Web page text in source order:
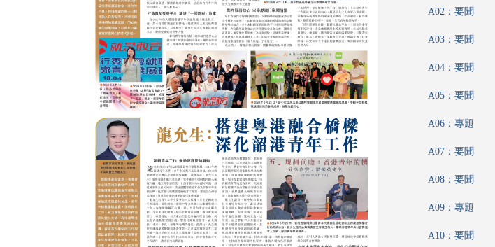
A02：要聞
A03：要聞
A04：要聞
A05：要聞
A06：專題
A07：要聞
A08：要聞
A09：專題
A10：要聞